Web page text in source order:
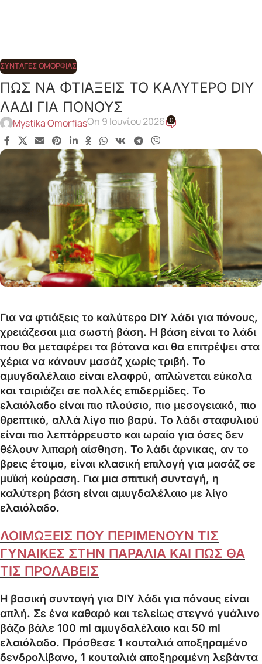
ΣΥΝΤΑΓΈΣ ΟΜΟΡΦΙΆΣ
ΠΩΣ ΝΑ ΦΤΙΑΞΕΙΣ ΤΟ ΚΑΛΥΤΕΡΟ DIY
ΛΑΔΙ ΓΙΑ ΠΟΝΟΥΣ
Mystika OmorfiasOn 9 Ιουνίου 2026 0
Για να φτιάξεις το καλύτερο DIY λάδι για πόνους,
χρειάζεσαι μια σωστή βάση. Η βάση είναι το λάδι
που θα μεταφέρει τα βότανα και θα επιτρέψει στα
χέρια να κάνουν μασάζ χωρίς τριβή. Το
αμυγδαλέλαιο είναι ελαφρύ, απλώνεται εύκολα
και ταιριάζει σε πολλές επιδερμίδες. Το
ελαιόλαδο είναι πιο πλούσιο, πιο μεσογειακό, πιο
θρεπτικό, αλλά λίγο πιο βαρύ. Το λάδι σταφυλιού
είναι πιο λεπτόρρευστο και ωραίο για όσες δεν
θέλουν λιπαρή αίσθηση. Το λάδι άρνικας, αν το
βρεις έτοιμο, είναι κλασική επιλογή για μασάζ σε
μυϊκή κούραση. Για μια σπιτική συνταγή, η
καλύτερη βάση είναι αμυγδαλέλαιο με λίγο
ελαιόλαδο.
ΛΟΙΜΩΞΕΙΣ ΠΟΥ ΠΕΡΙΜΕΝΟΥΝ ΤΙΣ
ΓΥΝΑΙΚΕΣ ΣΤΗΝ ΠΑΡΑΛΙΑ ΚΑΙ ΠΩΣ ΘΑ
ΤΙΣ ΠΡΟΛΑΒΕΙΣ
Η βασική συνταγή για DIY λάδι για πόνους είναι
απλή. Σε ένα καθαρό και τελείως στεγνό γυάλινο
βάζο βάλε 100 ml αμυγδαλέλαιο και 50 ml
ελαιόλαδο. Πρόσθεσε 1 κουταλιά αποξηραμένο
δενδρολίβανο, 1 κουταλιά αποξηραμένη λεβάντα